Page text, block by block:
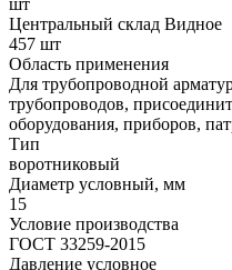
Центральный склад Видное
457 шт
Область применения
Для трубопроводной
трубопроводов,
оборудования, приборов,
Тип
воротниковый
Диаметр условный, мм
15
Условие производства
ГОСТ 33259-2015
Давление условное